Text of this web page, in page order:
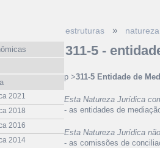
2021
2018
2016
2014
estruturas »
311-5 -
p >311-5 Entidade de
Esta Natureza Jurídica
- as entidades de
Esta Natureza Jurídica
- as comissões de